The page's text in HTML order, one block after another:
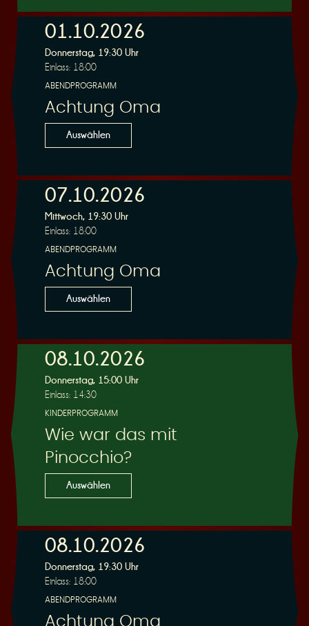
r
v
i
e
r
u
01.10.2026
Donnerstag, 19:30 Uhr
Einlass: 18:00
ABENDPROGRAMM
Achtung Oma
Auswählen
07.10.2026
Mittwoch, 19:30 Uhr
Einlass: 18:00
ABENDPROGRAMM
Achtung Oma
Auswählen
08.10.2026
Donnerstag, 15:00 Uhr
Einlass: 14:30
KINDERPROGRAMM
Wie war das mit
Pinocchio?
Auswählen
08.10.2026
Donnerstag, 19:30 Uhr
Einlass: 18:00
ABENDPROGRAMM
Achtung Oma